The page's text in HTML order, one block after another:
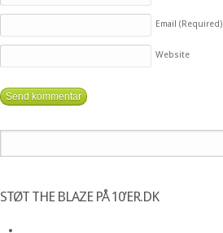
Email (Required)
Website
STØT THE BLAZE PÅ 10’ER.DK